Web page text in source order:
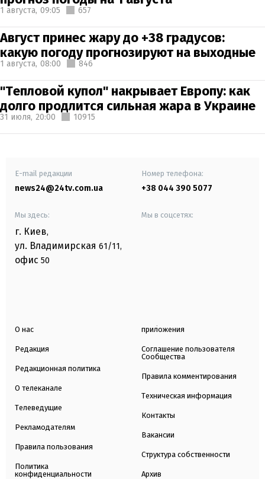
1 августа, 09:05 657
Август принес жару до +38 градусов:
какую погоду прогнозируют на выходные
1 августа, 08:00 846
"Тепловой купол" накрывает Европу: как
долго продлится сильная жара в Украине
31 июля, 20:00 10915
E-mail редакции
news24@24tv.com.ua
Номер телефона:
+38 044 390 5077
Мы здесь:
г. Киев,
ул. Владимирская 61/11,
офис 50
Мы в соцсетях:
О нас
Редакция
Редакционная политика
О телеканале
Телеведущие
Рекламодателям
Правила пользования
Политика
конфиденциальности
приложения
Соглашение пользователя
Сообщества
Правила комментирования
Техническая информация
Контакты
Вакансии
Структура собственности
Архив